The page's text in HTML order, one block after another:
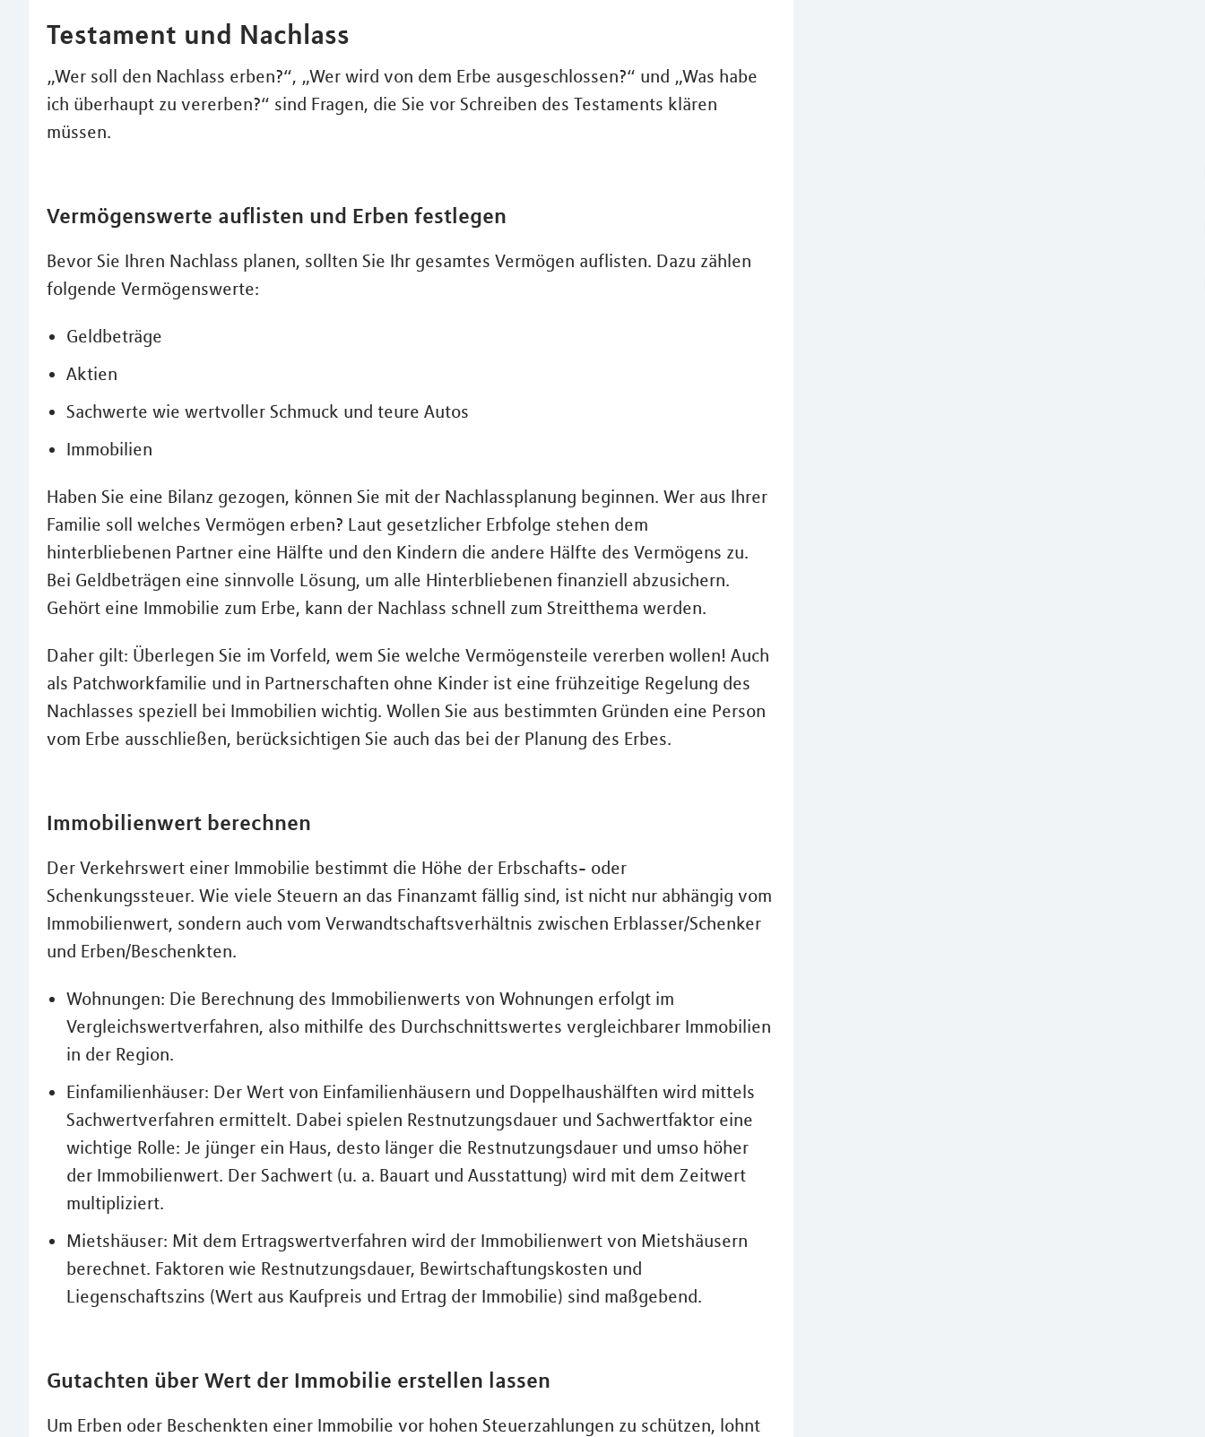
Testament und Nachlass
„Wer soll den Nachlass erben?“, „Wer wird von dem Erbe ausgeschlossen?“ und „Was habe
ich überhaupt zu vererben?“ sind Fragen, die Sie vor Schreiben des Testaments klären
müssen.
Vermögenswerte auflisten und Erben festlegen
Bevor Sie Ihren Nachlass planen, sollten Sie Ihr gesamtes Vermögen auflisten. Dazu zählen
folgende Vermögenswerte:
Geldbeträge
Aktien
Sachwerte wie wertvoller Schmuck und teure Autos
Immobilien
Haben Sie eine Bilanz gezogen, können Sie mit der Nachlassplanung beginnen. Wer aus Ihrer
Familie soll welches Vermögen erben? Laut gesetzlicher Erbfolge stehen dem
hinterbliebenen Partner eine Hälfte und den Kindern die andere Hälfte des Vermögens zu.
Bei Geldbeträgen eine sinnvolle Lösung, um alle Hinterbliebenen finanziell abzusichern.
Gehört eine Immobilie zum Erbe, kann der Nachlass schnell zum Streitthema werden.
Daher gilt: Überlegen Sie im Vorfeld, wem Sie welche Vermögensteile vererben wollen! Auch
als Patchworkfamilie und in Partnerschaften ohne Kinder ist eine frühzeitige Regelung des
Nachlasses speziell bei Immobilien wichtig. Wollen Sie aus bestimmten Gründen eine Person
vom Erbe ausschließen, berücksichtigen Sie auch das bei der Planung des Erbes.
Immobilienwert berechnen
Der Verkehrswert einer Immobilie bestimmt die Höhe der Erbschafts- oder
Schenkungssteuer. Wie viele Steuern an das Finanzamt fällig sind, ist nicht nur abhängig vom
Immobilienwert, sondern auch vom Verwandtschaftsverhältnis zwischen Erblasser/Schenker
und Erben/Beschenkten.
Wohnungen: Die Berechnung des Immobilienwerts von Wohnungen erfolgt im
Vergleichswertverfahren, also mithilfe des Durchschnittswertes vergleichbarer Immobilien
in der Region.
Einfamilienhäuser: Der Wert von Einfamilienhäusern und Doppelhaushälften wird mittels
Sachwertverfahren ermittelt. Dabei spielen Restnutzungsdauer und Sachwertfaktor eine
wichtige Rolle: Je jünger ein Haus, desto länger die Restnutzungsdauer und umso höher
der Immobilienwert. Der Sachwert (u. a. Bauart und Ausstattung) wird mit dem Zeitwert
multipliziert.
Mietshäuser: Mit dem Ertragswertverfahren wird der Immobilienwert von Mietshäusern
berechnet. Faktoren wie Restnutzungsdauer, Bewirtschaftungskosten und
Liegenschaftszins (Wert aus Kaufpreis und Ertrag der Immobilie) sind maßgebend.
Gutachten über Wert der Immobilie erstellen lassen
Um Erben oder Beschenkten einer Immobilie vor hohen Steuerzahlungen zu schützen, lohnt